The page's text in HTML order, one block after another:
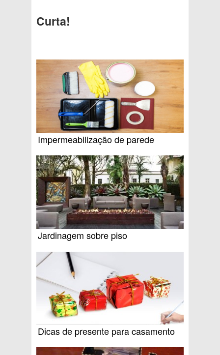
Curta!
Impermeabilização de parede
Jardinagem sobre piso
Dicas de presente para casamento